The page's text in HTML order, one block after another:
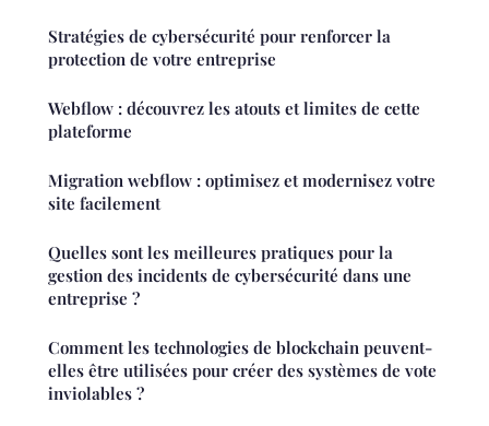
Stratégies de cybersécurité pour renforcer la
protection de votre entreprise
Webflow : découvrez les atouts et limites de cette
plateforme
Migration webflow : optimisez et modernisez votre
site facilement
Quelles sont les meilleures pratiques pour la
gestion des incidents de cybersécurité dans une
entreprise ?
Comment les technologies de blockchain peuvent-
elles être utilisées pour créer des systèmes de vote
inviolables ?